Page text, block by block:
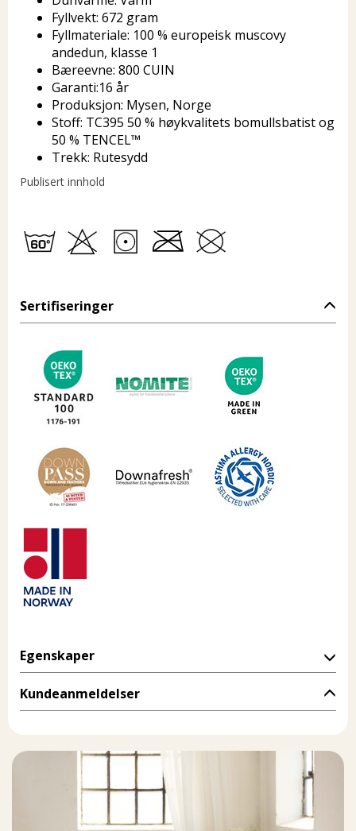
Fyllvekt: 672 gram
Fyllmateriale: 100 % europeisk muscovy
andedun, klasse 1
Bæreevne: 800 CUIN
Garanti:16 år
Produksjon: Mysen, Norge
Stoff: TC395 50 % høykvalitets bomullsbatist og
50 % TENCEL™
Trekk: Rutesydd
Publisert innhold
Sertifiseringer
Egenskaper
Kundeanmeldelser